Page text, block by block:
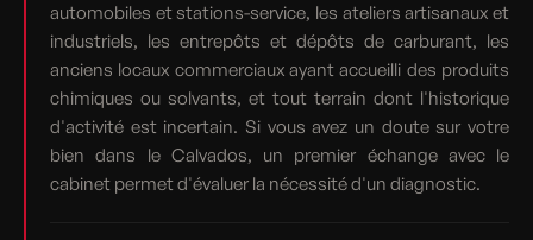
automobiles et stations-service, les ateliers artisanaux et
industriels, les entrepôts et dépôts de carburant, les
anciens locaux commerciaux ayant accueilli des produits
chimiques ou solvants, et tout terrain dont l'historique
d'activité est incertain. Si vous avez un doute sur votre
bien dans le Calvados, un premier échange avec le
cabinet permet d'évaluer la nécessité d'un diagnostic.